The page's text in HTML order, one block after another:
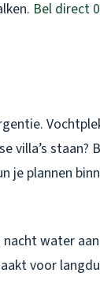
Bel direct
villa’s staan?
je plannen
water
voor